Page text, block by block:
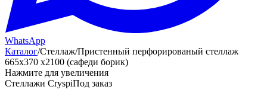
WhatsApp
Каталог/Стеллаж/Пристенный перфорированый стеллаж
665х370 х2100 (сафеди борик)
Нажмите для увеличения
Стеллажи CryspiПод заказ